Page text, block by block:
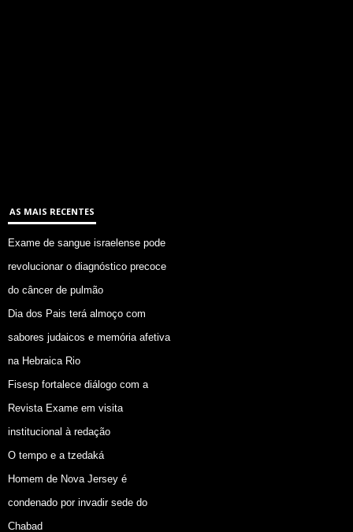
AS MAIS RECENTES
Exame de sangue israelense pode
revolucionar o diagnóstico precoce
do câncer de pulmão
Dia dos Pais terá almoço com
sabores judaicos e memória afetiva
na Hebraica Rio
Fisesp fortalece diálogo com a
Revista Exame em visita
institucional à redação
O tempo e a tzedaká
Homem de Nova Jersey é
condenado por invadir sede do
Chabad